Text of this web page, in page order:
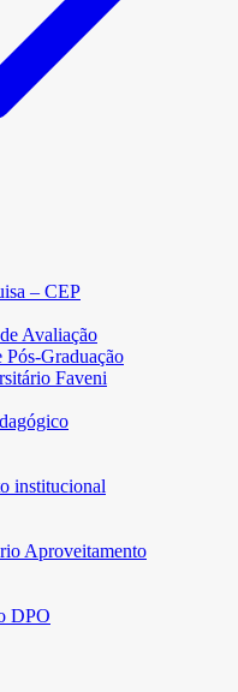
– CEP
Avaliação
Pós-Graduação
Faveni
institucional
Aproveitamento
DPO